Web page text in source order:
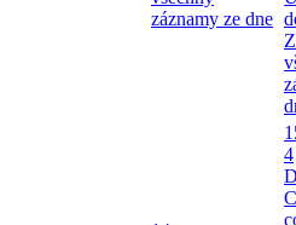
záznamy ze dne
4